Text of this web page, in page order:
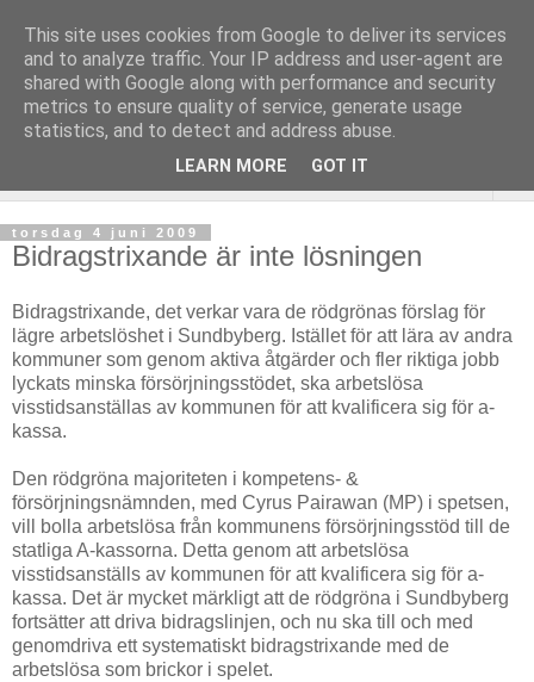
torsdag 4 juni 2009
Bidragstrixande är inte lösningen
Bidragstrixande, det verkar vara de rödgrönas förslag för
lägre arbetslöshet i Sundbyberg. Istället för att lära av andra
kommuner som genom aktiva åtgärder och fler riktiga jobb
lyckats minska försörjningsstödet, ska arbetslösa
visstidsanställas av kommunen för att kvalificera sig för a-
kassa.
Den rödgröna majoriteten i kompetens- &
försörjningsnämnden, med Cyrus Pairawan (MP) i spetsen,
vill bolla arbetslösa från kommunens försörjningsstöd till de
statliga A-kassorna. Detta genom att arbetslösa
visstidsanställs av kommunen för att kvalificera sig för a-
kassa. Det är mycket märkligt att de rödgröna i Sundbyberg
fortsätter att driva bidragslinjen, och nu ska till och med
genomdriva ett systematiskt bidragstrixande med de
arbetslösa som brickor i spelet.
This site uses cookies from Google to deliver its services
and to analyze traffic. Your IP address and user-agent are
shared with Google along with performance and security
metrics to ensure quality of service, generate usage
statistics, and to detect and address abuse.
LEARN MORE GOT IT